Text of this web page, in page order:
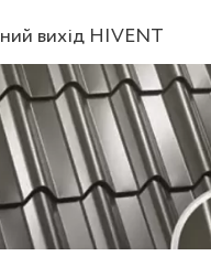
вихід HIVENT